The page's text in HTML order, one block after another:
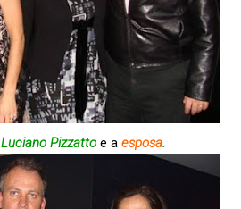
Luciano Pizzatto e a esposa.